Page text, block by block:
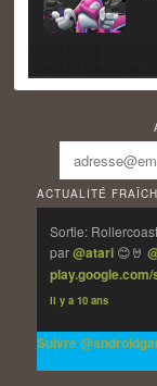
ACTUALITÉ
Sortie:
par@atari 😊🤘
Il y a 10 ans
Suivre